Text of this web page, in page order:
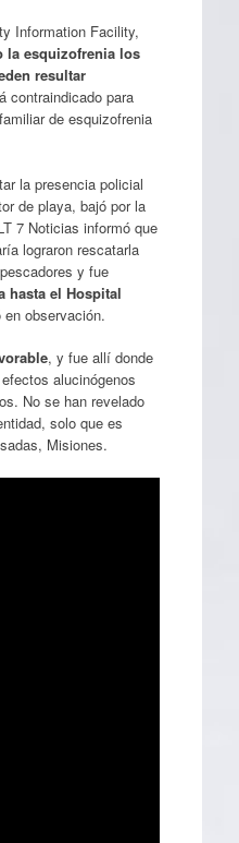
Information Facility,
la esquizofrenia los
resultar
contraindicado para
de esquizofrenia
la presencia policial
de playa, bajó por la
7 Noticias informó que
lograron rescatarla
y fue
hasta el Hospital
observación.
, y fue allí donde
alucinógenos
No se han revelado
solo que es
Misiones.